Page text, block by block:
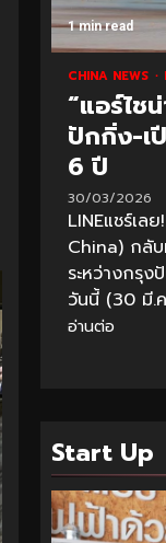
1 min read
CHINA NEWS
“แอร์ไช
ปักกิ่ง-เ
6 ปี
30/03/2026
LINEแชร์เล
China) กลับ
ระหว่างกรุ
วันนี้ (30 มี.
อ่านต่อ
Start Up